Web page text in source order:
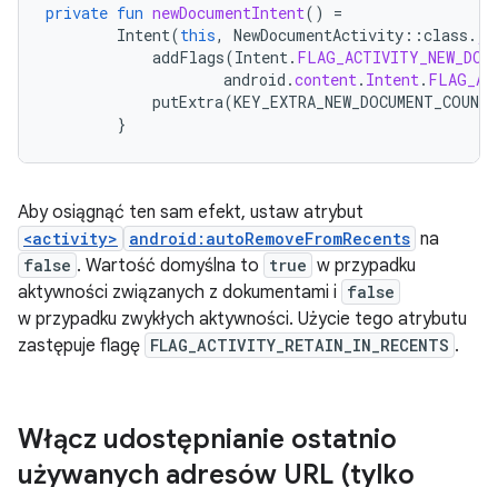
private fun newDocumentIntent()
=
Intent(this, NewDocumentActivity ::class .
addFlags(Intent .
android .content . Intent .
putExtra(
}
Aby osiągnąć ten sam efekt, ustaw atrybut
<activity> android:autoRemoveFromRecents na
false . Wartość domyślna to true w przypadku
aktywności związanych z dokumentami i false
w przypadku zwykłych aktywności. Użycie tego atrybutu
zastępuje flagę FLAG_ACTIVITY_RETAIN_IN_RECENTS .
Włącz udostępnianie ostatnio
używanych adresów URL (tylko